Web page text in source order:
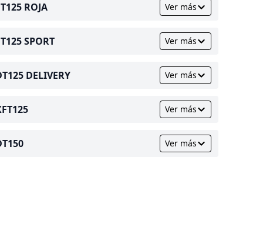
ROJA Ver más
SPORT Ver más
DELIVERY Ver más
Ver más
Ver más